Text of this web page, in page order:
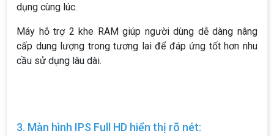
dụng cùng lúc.
Máy hỗ trợ 2 khe RAM giúp người dùng dễ dàng nâng
cấp dung lượng trong tương lai để đáp ứng tốt hơn nhu
cầu sử dụng lâu dài.
3. Màn hình IPS Full HD hiển thị rõ nét: